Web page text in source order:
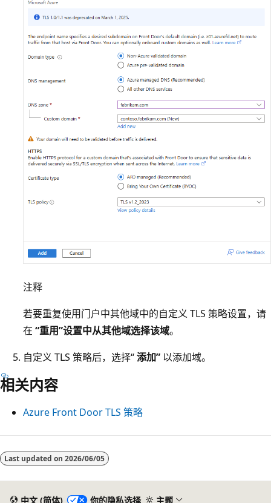
注释
若要重复使用门户中其他域中的自定义 TLS 策略设置，请
在 “重用”设置中从其他域选择该域。
自定义 TLS 策略后，选择“添加” 以添加域。
相关内容
Azure Front Door TLS 策略
阅
读Last updated on 2026/06/05
中文 (简体) 你的隐私选择 主题